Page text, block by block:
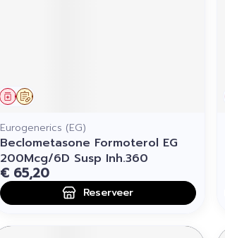
Op voorschrift
Geneesmiddel
Eurogenerics (EG)
Beclometasone Formoterol EG
200Mcg/6D Susp Inh.360
€ 65,20
Reserveer